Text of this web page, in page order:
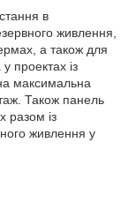
в
живлення,
а також для
проектах із
максимальна
Також панель
разом із
живлення у